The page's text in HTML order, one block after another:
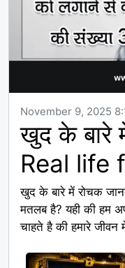
November 9, 2025
खुद के बारे
Real life
खुद के बारे में रोचक
मतलब है? यही की हम
चाहते है की हमारे जीवन